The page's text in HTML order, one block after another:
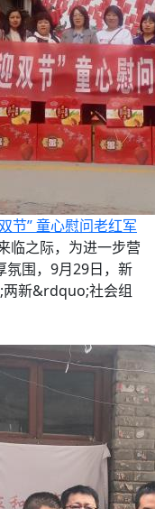
节” 童心慰问老红军
临之际，为进一步营
氛围，9月29日，新
新&rdquo;社会组